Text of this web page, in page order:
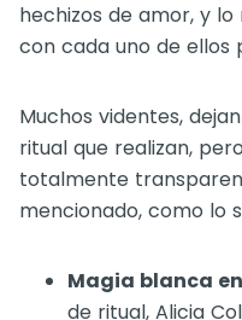
hechizos de amor, y
con cada uno de ellos
Muchos videntes,
ritual que realizan,
totalmente
mencionado, como lo
Magia blanca
de ritual, Alicia